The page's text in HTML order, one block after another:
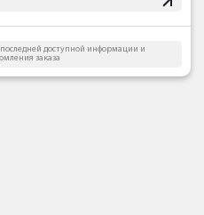
доступной информации и
заказа